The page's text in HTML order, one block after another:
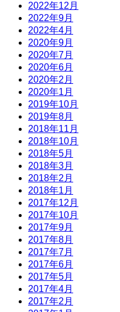
2022年12月
2022年9月
2022年4月
2020年9月
2020年7月
2020年6月
2020年2月
2020年1月
2019年10月
2019年8月
2018年11月
2018年10月
2018年5月
2018年3月
2018年2月
2018年1月
2017年12月
2017年10月
2017年9月
2017年8月
2017年7月
2017年6月
2017年5月
2017年4月
2017年2月